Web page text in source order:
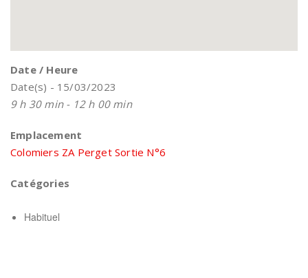
Date / Heure
Date(s) - 15/03/2023
9 h 30 min - 12 h 00 min
Emplacement
Colomiers ZA Perget Sortie N°6
Catégories
Habituel